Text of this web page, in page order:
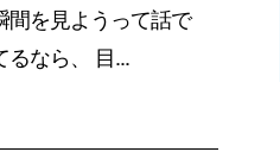
間を見ようって話で
なら、 目...